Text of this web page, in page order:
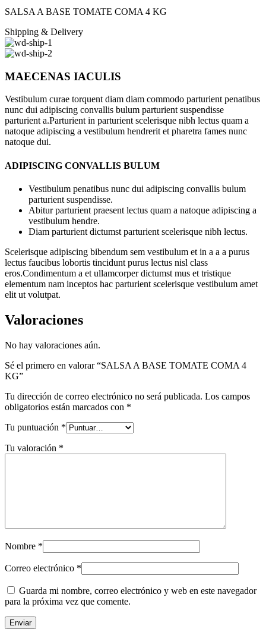
SALSA A BASE TOMATE COMA 4 KG
Shipping & Delivery
MAECENAS IACULIS
Vestibulum curae torquent diam diam commodo parturient penatibus
nunc dui adipiscing convallis bulum parturient suspendisse
parturient a.Parturient in parturient scelerisque nibh lectus quam a
natoque adipiscing a vestibulum hendrerit et pharetra fames nunc
natoque dui.
ADIPISCING CONVALLIS BULUM
Vestibulum penatibus nunc dui adipiscing convallis bulum
parturient suspendisse.
Abitur parturient praesent lectus quam a natoque adipiscing a
vestibulum hendre.
Diam parturient dictumst parturient scelerisque nibh lectus.
Scelerisque adipiscing bibendum sem vestibulum et in a a a purus
lectus faucibus lobortis tincidunt purus lectus nisl class
eros.Condimentum a et ullamcorper dictumst mus et tristique
elementum nam inceptos hac parturient scelerisque vestibulum amet
elit ut volutpat.
Valoraciones
No hay valoraciones aún.
Sé el primero en valorar “SALSA A BASE TOMATE COMA 4
KG”
Tu dirección de correo electrónico no será publicada. Los campos
obligatorios están marcados con *
Tu puntuación *
Tu valoración *
Nombre *
Correo electrónico *
Guarda mi nombre, correo electrónico y web en este navegador
para la próxima vez que comente.